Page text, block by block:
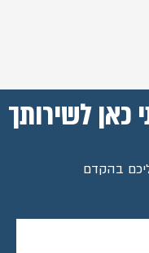
לשירותך
בהקדם